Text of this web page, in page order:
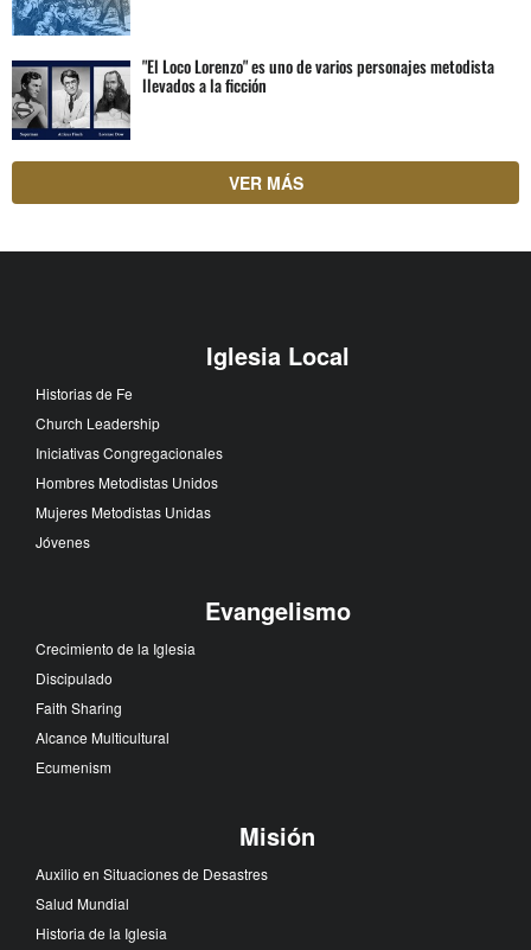
"El Loco Lorenzo" es uno de varios personajes metodista
llevados a la ficción
VER MÁS
Iglesia Local
Historias de Fe
Church Leadership
Iniciativas Congregacionales
Hombres Metodistas Unidos
Mujeres Metodistas Unidas
Jóvenes
Evangelismo
Crecimiento de la Iglesia
Discipulado
Faith Sharing
Alcance Multicultural
Ecumenism
Misión
Auxilio en Situaciones de Desastres
Salud Mundial
Historia de la Iglesia